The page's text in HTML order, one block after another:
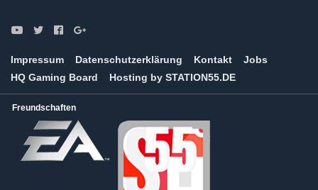
Impressum Datenschutzerklärung Kontakt
Jobs
HQ Gaming Board
Hosting by STATION55.DE
Freundschaften